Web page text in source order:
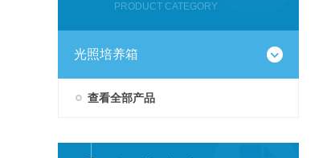
PRODUCT CATEGORY
光照培养箱
查看全部产品